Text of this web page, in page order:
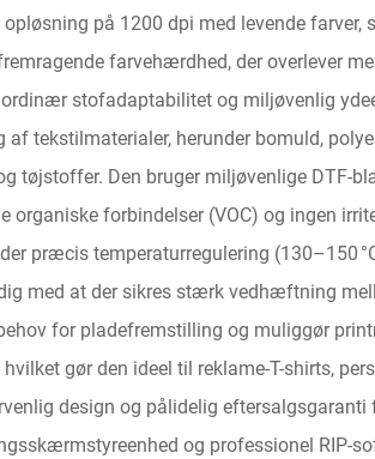
opløsning på 1200 dpi med levende
farvehærdhed, der overlever
stofadaptabilitet og miljøvenlig
af tekstilmaterialer, herunder bomuld,
tøjstoffer. Den bruger miljøvenlige DTF-
organiske forbindelser (VOC) og ingen
præcis temperaturregulering (130–150
med at der sikres stærk vedhæftning
for pladefremstilling og muliggør
hvilket gør den ideel til reklame-T-shirts,
design og pålidelig
og professionel RIP-